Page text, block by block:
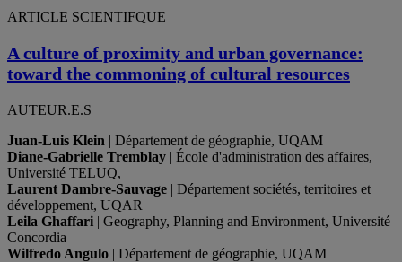
ARTICLE SCIENTIFQUE
A culture of proximity and urban governance:
toward the commoning of cultural resources
AUTEUR.E.S
Juan-Luis Klein | Département de géographie, UQAM
Diane-Gabrielle Tremblay | École d'administration des affaires,
Université TELUQ,
Laurent Dambre-Sauvage | Département sociétés, territoires et
développement, UQAR
Leila Ghaffari | Geography, Planning and Environment, Université
Concordia
Wilfredo Angulo | Département de géographie, UQAM